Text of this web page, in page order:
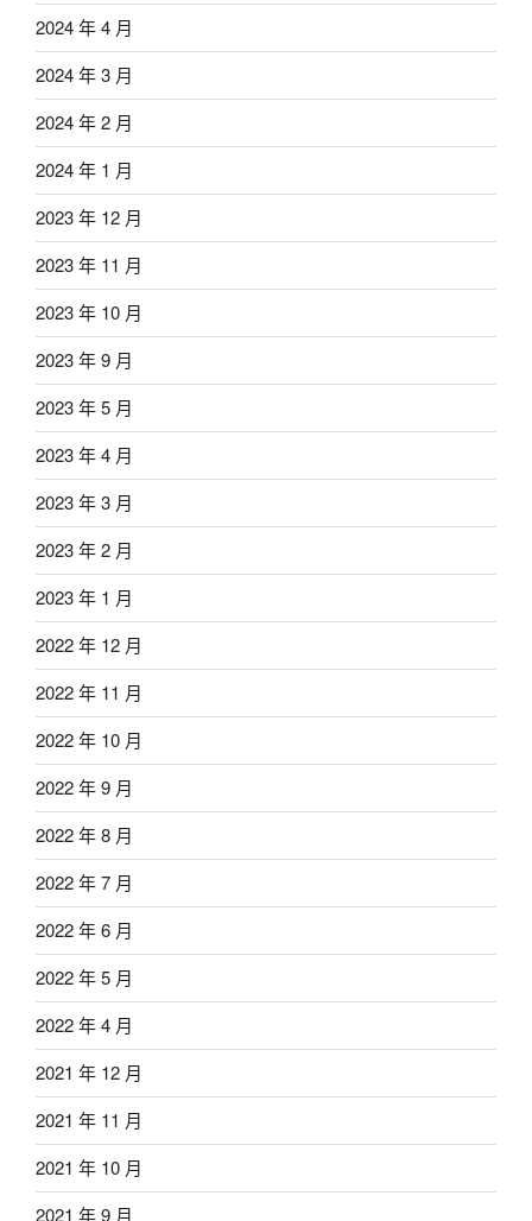
2024 年 4 月
2024 年 3 月
2024 年 2 月
2024 年 1 月
2023 年 12 月
2023 年 11 月
2023 年 10 月
2023 年 9 月
2023 年 5 月
2023 年 4 月
2023 年 3 月
2023 年 2 月
2023 年 1 月
2022 年 12 月
2022 年 11 月
2022 年 10 月
2022 年 9 月
2022 年 8 月
2022 年 7 月
2022 年 6 月
2022 年 5 月
2022 年 4 月
2021 年 12 月
2021 年 11 月
2021 年 10 月
2021 年 9 月